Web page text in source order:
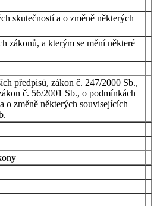
skutečností a o změně některých
zákonů, a kterým se mění některé
předpisů, zákon č. 247/2000 Sb.,
č. 56/2001 Sb., o podmínkách
o změně některých souvisejících